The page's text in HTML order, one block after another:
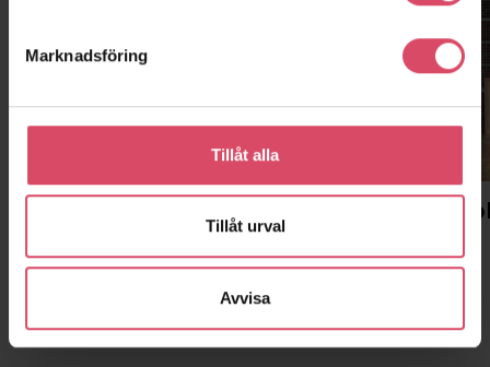
Marknadsföring
Tillåt alla
Tillåt urval
Avvisa